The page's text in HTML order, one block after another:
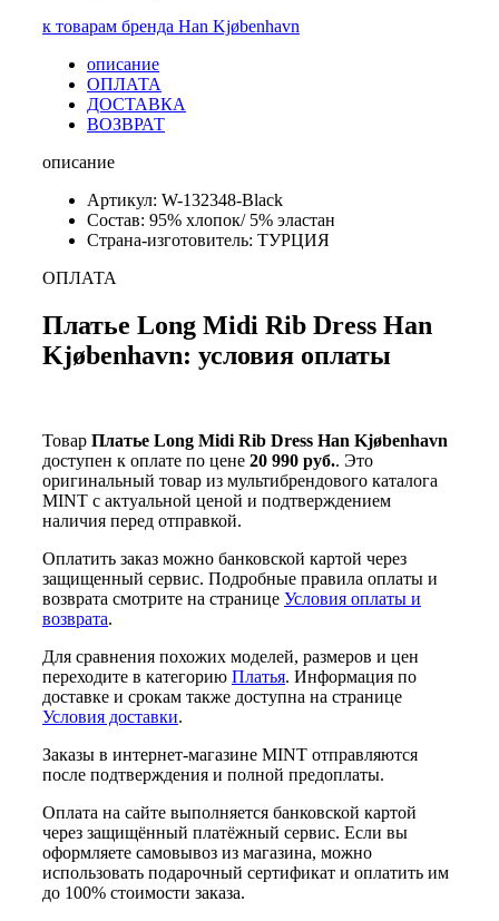
к товарам бренда Han Kjøbenhavn
описание
ОПЛАТА
ДОСТАВКА
ВОЗВРАТ
описание
Артикул: W-132348-Black
Состав: 95% хлопок/ 5% эластан
Страна-изготовитель: ТУРЦИЯ
ОПЛАТА
Платье Long Midi Rib Dress Han
Kjøbenhavn: условия оплаты
Товар Платье Long Midi Rib Dress Han Kjøbenhavn
доступен к оплате по цене 20 990 руб.. Это
оригинальный товар из мультибрендового каталога
MINT с актуальной ценой и подтверждением
наличия перед отправкой.
Оплатить заказ можно банковской картой через
защищенный сервис. Подробные правила оплаты и
возврата смотрите на странице Условия оплаты и
возврата.
Для сравнения похожих моделей, размеров и цен
переходите в категорию Платья. Информация по
доставке и срокам также доступна на странице
Условия доставки.
Заказы в интернет-магазине MINT отправляются
после подтверждения и полной предоплаты.
Оплата на сайте выполняется банковской картой
через защищённый платёжный сервис. Если вы
оформляете самовывоз из магазина, можно
использовать подарочный сертификат и оплатить им
до 100% стоимости заказа.